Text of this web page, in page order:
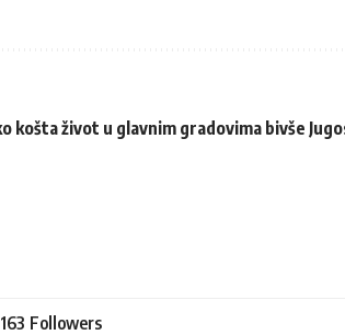
košta život u glavnim gradovima bivše
163 Followers